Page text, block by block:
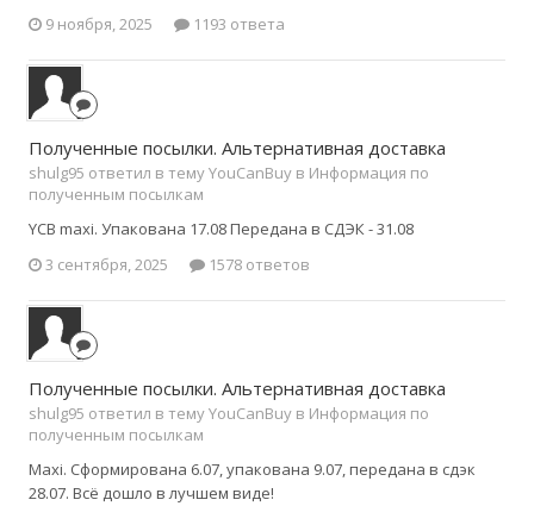
9 ноября, 2025
1193 ответа
Полученные посылки. Альтернативная доставка
shulg95 ответил в тему YouCanBuy в Информация по
полученным посылкам
YCB maxi. Упакована 17.08 Передана в СДЭК - 31.08
3 сентября, 2025
1578 ответов
Полученные посылки. Альтернативная доставка
shulg95 ответил в тему YouCanBuy в Информация по
полученным посылкам
Maxi. Сформирована 6.07, упакована 9.07, передана в сдэк
28.07. Всё дошло в лучшем виде!